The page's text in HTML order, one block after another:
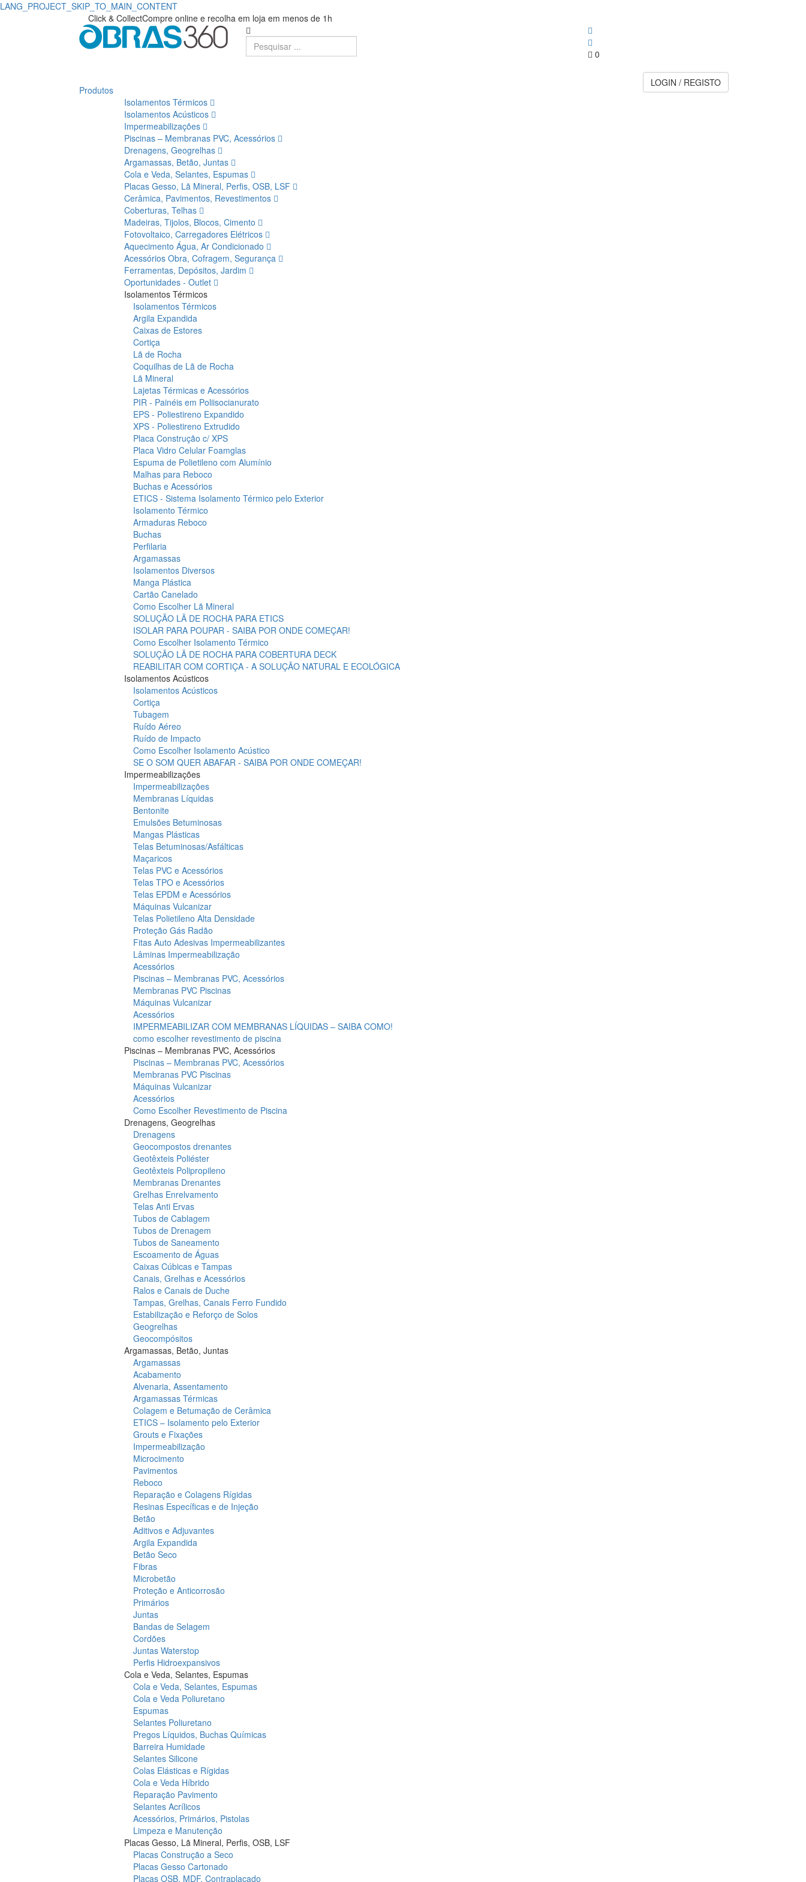
LANG_PROJECT_SKIP_TO_MAIN_CONTENT
Obras360
Click & CollectCompre online e recolha em loja em menos de 1h
0
Produtos
Isolamentos Térmicos
Isolamentos Acústicos
Impermeabilizações
Piscinas – Membranas PVC, Acessórios
Drenagens, Geogrelhas
Argamassas, Betão, Juntas
Cola e Veda, Selantes, Espumas
Placas Gesso, Lã Mineral, Perfis, OSB, LSF
Cerâmica, Pavimentos, Revestimentos
Coberturas, Telhas
Madeiras, Tijolos, Blocos, Cimento
Fotovoltaico, Carregadores Elétricos
Aquecimento Água, Ar Condicionado
Acessórios Obra, Cofragem, Segurança
Ferramentas, Depósitos, Jardim
Oportunidades - Outlet
Isolamentos Térmicos
Isolamentos Térmicos
Argila Expandida
Caixas de Estores
Cortiça
Lã de Rocha
Coquilhas de Lã de Rocha
Lã Mineral
Lajetas Térmicas e Acessórios
PIR - Painéis em Poliisocianurato
EPS - Poliestireno Expandido
XPS - Poliestireno Extrudido
Placa Construção c/ XPS
Placa Vidro Celular Foamglas
Espuma de Polietileno com Alumínio
Malhas para Reboco
Buchas e Acessórios
ETICS - Sistema Isolamento Térmico pelo Exterior
Isolamento Térmico
Armaduras Reboco
Buchas
Perfilaria
Argamassas
Isolamentos Diversos
Manga Plástica
Cartão Canelado
Como Escolher Lã Mineral
SOLUÇÃO LÃ DE ROCHA PARA ETICS
ISOLAR PARA POUPAR - SAIBA POR ONDE COMEÇAR!
Como Escolher Isolamento Térmico
SOLUÇÃO LÃ DE ROCHA PARA COBERTURA DECK
REABILITAR COM CORTIÇA - A SOLUÇÃO NATURAL E ECOLÓGICA
Isolamentos Acústicos
Isolamentos Acústicos
Cortiça
Tubagem
Ruído Aéreo
Ruído de Impacto
Como Escolher Isolamento Acústico
SE O SOM QUER ABAFAR - SAIBA POR ONDE COMEÇAR!
Impermeabilizações
Impermeabilizações
Membranas Líquidas
Bentonite
Emulsões Betuminosas
Mangas Plásticas
Telas Betuminosas/Asfálticas
Maçaricos
Telas PVC e Acessórios
Telas TPO e Acessórios
Telas EPDM e Acessórios
Máquinas Vulcanizar
Telas Polietileno Alta Densidade
Proteção Gás Radão
Fitas Auto Adesivas Impermeabilizantes
Lâminas Impermeabilização
Acessórios
Piscinas – Membranas PVC, Acessórios
Membranas PVC Piscinas
Máquinas Vulcanizar
Acessórios
IMPERMEABILIZAR COM MEMBRANAS LÍQUIDAS – SAIBA COMO!
como escolher revestimento de piscina
Piscinas – Membranas PVC, Acessórios
Piscinas – Membranas PVC, Acessórios
Membranas PVC Piscinas
Máquinas Vulcanizar
Acessórios
Como Escolher Revestimento de Piscina
Drenagens, Geogrelhas
Drenagens
Geocompostos drenantes
Geotêxteis Poliéster
Geotêxteis Polipropileno
Membranas Drenantes
Grelhas Enrelvamento
Telas Anti Ervas
Tubos de Cablagem
Tubos de Drenagem
Tubos de Saneamento
Escoamento de Águas
Caixas Cúbicas e Tampas
Canais, Grelhas e Acessórios
Ralos e Canais de Duche
Tampas, Grelhas, Canais Ferro Fundido
Estabilização e Reforço de Solos
Geogrelhas
Geocompósitos
Argamassas, Betão, Juntas
Argamassas
Acabamento
Alvenaria, Assentamento
Argamassas Térmicas
Colagem e Betumação de Cerâmica
ETICS – Isolamento pelo Exterior
Grouts e Fixações
Impermeabilização
Microcimento
Pavimentos
Reboco
Reparação e Colagens Rígidas
Resinas Específicas e de Injeção
Betão
Aditivos e Adjuvantes
Argila Expandida
Betão Seco
Fibras
Microbetão
Proteção e Anticorrosão
Primários
Juntas
Bandas de Selagem
Cordões
Juntas Waterstop
Perfis Hidroexpansivos
Cola e Veda, Selantes, Espumas
Cola e Veda, Selantes, Espumas
Cola e Veda Poliuretano
Espumas
Selantes Poliuretano
Pregos Líquidos, Buchas Químicas
Barreira Humidade
Selantes Silicone
Colas Elásticas e Rígidas
Cola e Veda Híbrido
Reparação Pavimento
Selantes Acrílicos
Acessórios, Primários, Pistolas
Limpeza e Manutenção
Placas Gesso, Lã Mineral, Perfis, OSB, LSF
Placas Construção a Seco
Placas Gesso Cartonado
Placas OSB, MDF, Contraplacado
LOGIN / REGISTO